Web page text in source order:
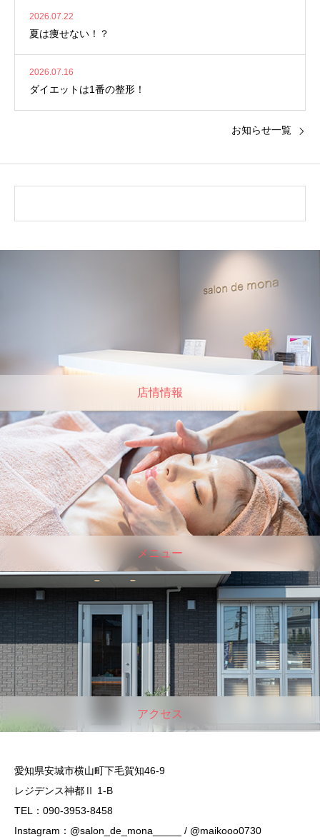
2026.07.22
夏は痩せない！？
2026.07.16
ダイエットは1番の整形！
お知らせ一覧
店情情報
メニュー
アクセス
愛知県安城市横山町下毛賀知46-9
レジデンス神都Ⅱ 1-B
TEL：090-3953-8458
Instagram：@salon_de_mona_____ / @maikooo0730